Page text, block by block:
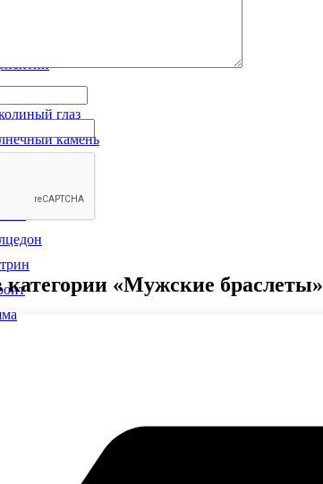
глаз
камень
«Мужские браслеты»